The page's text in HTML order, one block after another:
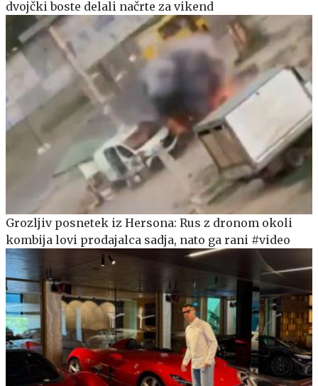
dvojčki boste delali načrte za vikend
Grozljiv posnetek iz Hersona: Rus z dronom okoli
kombija lovi prodajalca sadja, nato ga rani #video